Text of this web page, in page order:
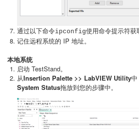
通过以下命令ipconfig使用命令提示符
记住远程系统的 IP 地址。
本地系统
启动 TestStand。
从Insertion Palette >> LabVIEW Utility
System Status拖放到您的步骤中。